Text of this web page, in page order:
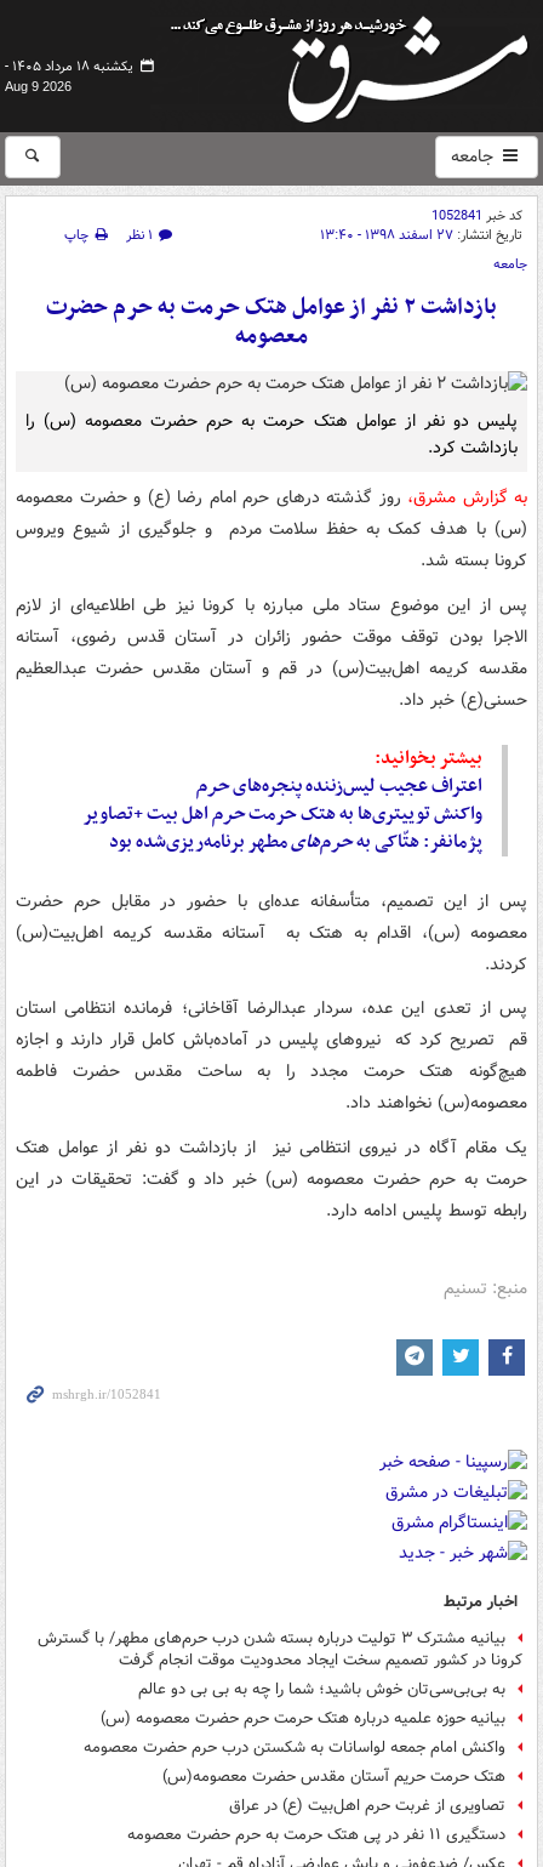
یکشنبه ۱۸ مرداد ۱۴۰۵ -
Aug 9 2026
جامعه
کد خبر 1052841
تاریخ انتشار: ۲۷ اسفند ۱۳۹۸ - ۱۳:۴۰ ۱ نظر
چاپ
جامعه
بازداشت ۲ نفر از عوامل هتک حرمت به حرم حضرت
معصومه
پلیس دو نفر از عوامل هتک حرمت به حرم حضرت معصومه (س) را
بازداشت کرد.
به گزارش مشرق، روز گذشته درهای حرم امام رضا (ع) و حضرت معصومه
(س) با هدف کمک به حفظ سلامت مردم و جلوگیری از شیوع ویروس
کرونا بسته شد.
پس از این موضوع ستاد ملی مبارزه با کرونا نیز طی اطلاعیه‌ای از لازم
الاجرا بودن توقف موقت حضور زائران در آستان قدس رضوی، آستانه
مقدسه کریمه اهل‌بیت(س) در قم و آستان مقدس حضرت عبدالعظیم
حسنی(ع) خبر داد.
بیشتر بخوانید:
اعتراف عجیب لیس‌زننده پنجره‌هایحرم
واکنش توییتری‌ها به هتک حرمتحرماهل بیت +تصاویر
پژمانفر: هتّاکی بهحرم‌هایمطهر برنامه‌ریزی‌شده بود
پس از این تصمیم، متأسفانه عده‌ای با حضور در مقابل حرم حضرت
معصومه (س)، اقدام به هتک به آستانه مقدسه کریمه اهل‌بیت(س)
کردند.
پس از تعدی این عده، سردار عبدالرضا آقاخانی؛ فرمانده انتظامی استان
قم تصریح کرد که نیروهای پلیس در آماده‌باش کامل قرار دارند و اجازه
هیچ‌گونه هتک حرمت مجدد را به ساحت مقدس حضرت فاطمه
معصومه(س) نخواهند داد.
یک مقام آگاه در نیروی انتظامی نیز از بازداشت دو نفر از عوامل هتک
حرمت به حرم حضرت معصومه (س) خبر داد و گفت: تحقیقات در این
رابطه توسط پلیس ادامه دارد.
منبع: تسنیم
اخبار مرتبط
بیانیه مشترک ۳ تولیت درباره بسته شدن درب حرم‌های مطهر/ با گسترش
کرونا در کشور تصمیم سخت ایجاد محدودیت موقت انجام گرفت
به بی‌بی‌سی‌تان خوش باشید؛ شما را چه به بی بی دو عالم
بیانیه حوزه علمیه درباره هتک حرمت حرم حضرت معصومه (س)
واکنش امام جمعه لواسانات به شکستن درب حرم حضرت معصومه
هتک حرمت حریم آستان مقدس حضرت معصومه(س)
تصاویری از غربت حرم اهل‌بیت (ع) در عراق
دستگیری ۱۱ نفر در پی هتک حرمت به حرم حضرت معصومه